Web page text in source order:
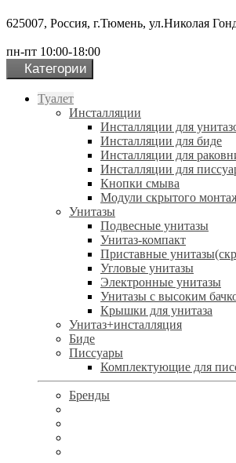
625007, Россия, г.Тюмень, ул.Николая
пн-пт 10:00-18:00
Категории
Туалет
Инсталляции
Инсталляции для
Инсталляции для биде
Инсталляции для
Инсталляции для
Кнопки смыва
Модули скрытого
Унитазы
Подвесные унитазы
Унитаз-компакт
Приставные
Угловые унитазы
Электронные унитазы
Унитазы с высоким
Крышки для унитаза
Унитаз+инсталляция
Биде
Писсуары
Комплектующие для
Бренды